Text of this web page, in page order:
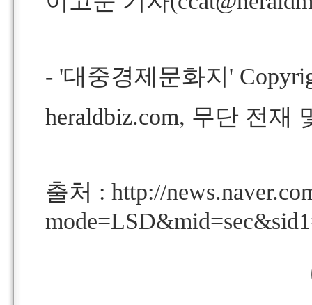
- '대중경제문화지'
heraldbiz.com, 무단 전재
출처 : http://